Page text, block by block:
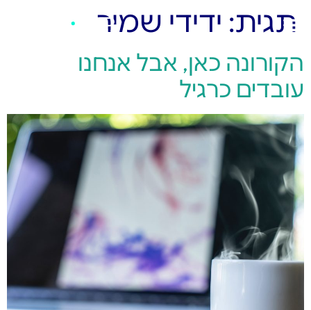
תגית: ידידי שמיר
הקורונה כאן, אבל אנחנו
עובדים כרגיל